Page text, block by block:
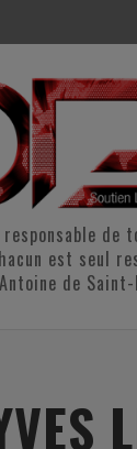
de
est seul
Antoine de Saint-